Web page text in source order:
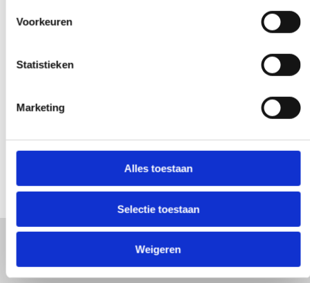
Voorkeuren
Statistieken
Marketing
Alles toestaan
Selectie toestaan
Weigeren
Jesteśmy zadowoleni z każdego